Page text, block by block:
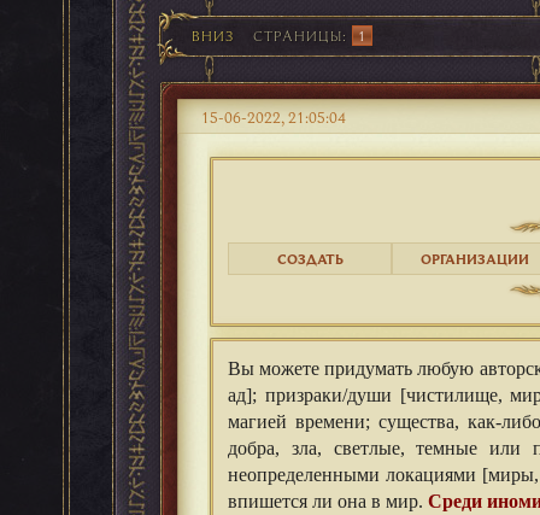
ВНИЗ СТРАНИЦЫ 1
15-06-2022, 21:05:04
СОЗДАТЬ ОРГАНИЗАЦИИ
Вы можете придумать любую
ад]; призраки/души [чистилище,
магией времени; существа, как-
добра, зла, светлые, темные или
неопределенными локациями
впишется ли она в мир. Среди